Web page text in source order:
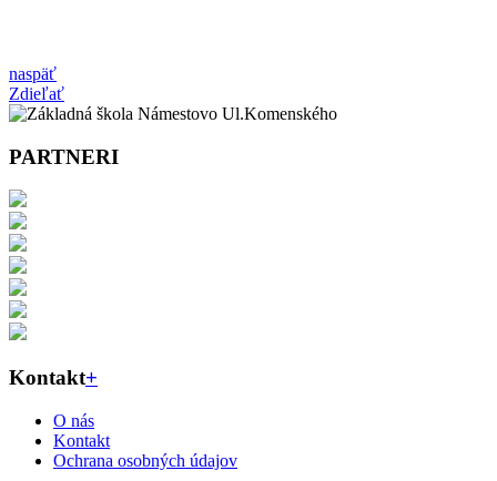
naspäť
Zdieľať
PARTNERI
Kontakt+
O nás
Kontakt
Ochrana osobných údajov